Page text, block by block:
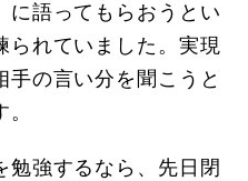
に語ってもらおうとい
られていました。実現
手の言い分を聞こうと
強するなら、先日閉